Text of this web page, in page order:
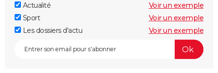
Actualité
Voir un exemple
Sport
Voir un exemple
Les dossiers d'actu
Voir un exemple